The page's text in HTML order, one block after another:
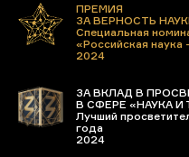
ПРЕМИЯ
ЗА ВЕРНОСТЬ
Специальная
«Российская наука
2024
ЗА ВКЛАД В
В СФЕРЕ «НАУКА И
Лучший
года
2024